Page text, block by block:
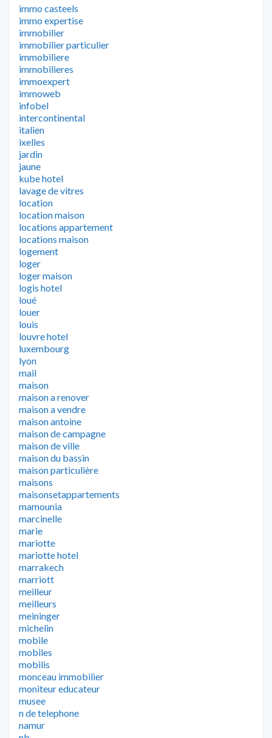
immo casteels
immo expertise
immobilier
immobilier particulier
immobiliere
immobilieres
immoexpert
immoweb
infobel
intercontinental
italien
ixelles
jardin
jaune
kube hotel
lavage de vitres
location
location maison
locations appartement
locations maison
logement
loger
loger maison
logis hotel
loué
louer
louis
louvre hotel
luxembourg
lyon
mail
maison
maison a renover
maison a vendre
maison antoine
maison de campagne
maison de ville
maison du bassin
maison particulière
maisons
maisonsetappartements
mamounia
marcinelle
marie
mariotte
mariotte hotel
marrakech
marriott
meilleur
meilleurs
meininger
michelin
mobile
mobiles
mobilis
monceau immobilier
moniteur educateur
musee
n de telephone
namur